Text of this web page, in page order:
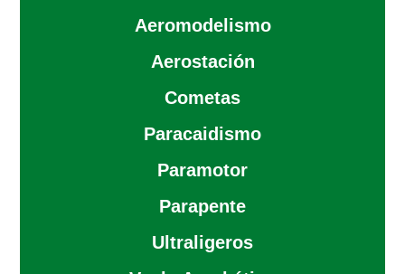
Aeromodelismo
Aerostación
Cometas
Paracaidismo
Paramotor
Parapente
Ultraligeros